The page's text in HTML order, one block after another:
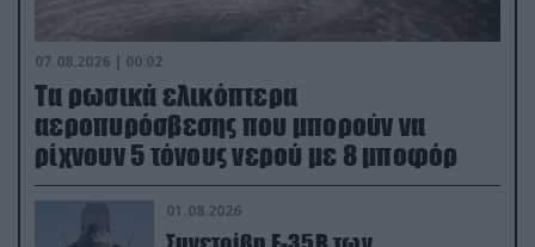
07.08.2026 | 00:02
Τα ρωσικά ελικόπτερα
αεροπυρόσβεσης που μπορούν να
ρίχνουν 5 τόνους νερού με 8 μποφόρ
01.08.2026